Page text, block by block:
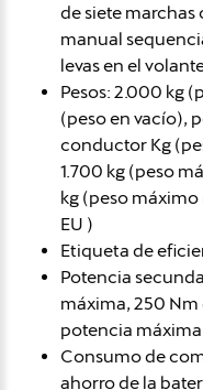
de siete
manual
levas en el
Pesos: 2.000 kg
(peso en vacío),
conductor Kg
1.700 kg (peso
kg (peso
EU )
Etiqueta de
Potencia
máxima, 250
potencia
Consumo de
ahorro de la